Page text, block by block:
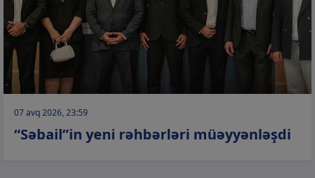
07 avq 2026, 23:59
“Səbail”in yeni rəhbərləri müəyyənləşdi